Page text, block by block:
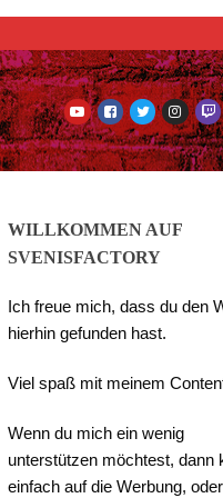
WILLKOMMEN AUF
SVENISFACTORY
Ich freue mich, dass du den
hierhin gefunden hast.
Viel spaß mit meinem
Wenn du mich ein wenig
unterstützen möchtest, dann
einfach auf die Werbung, oder